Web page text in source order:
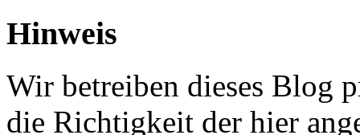
Hinweis
Wir betreiben dieses Blog
die Richtigkeit der hier